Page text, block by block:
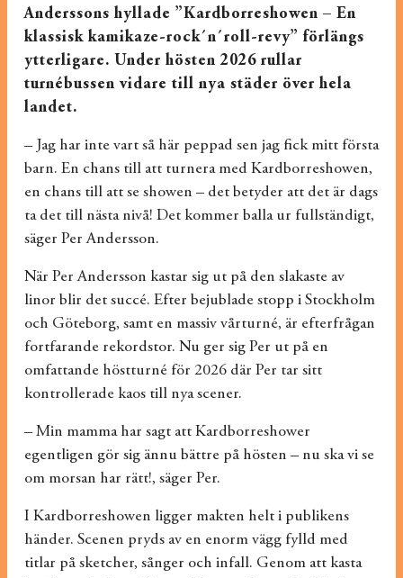
Anderssons hyllade ”Kardborreshowen – En
klassisk kamikaze-rock´n´roll-revy” förlängs
ytterligare. Under hösten 2026 rullar
turnébussen vidare till nya städer över hela
landet.
– Jag har inte vart så här peppad sen jag fick mitt första
barn. En chans till att turnera med Kardborreshowen,
en chans till att se showen – det betyder att det är dags
ta det till nästa nivå! Det kommer balla ur fullständigt,
säger Per Andersson.
När Per Andersson kastar sig ut på den slakaste av
linor blir det succé. Efter bejublade stopp i Stockholm
och Göteborg, samt en massiv vårturné, är efterfrågan
fortfarande rekordstor. Nu ger sig Per ut på en
omfattande höstturné för 2026 där Per tar sitt
kontrollerade kaos till nya scener.
– Min mamma har sagt att Kardborreshower
egentligen gör sig ännu bättre på hösten – nu ska vi se
om morsan har rätt!, säger Per.
I Kardborreshowen ligger makten helt i publikens
händer. Scenen pryds av en enorm vägg fylld med
titlar på sketcher, sånger och infall. Genom att kasta